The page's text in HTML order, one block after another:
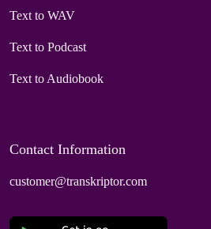
Text to WAV
Text to Podcast
Text to Audiobook
Contact Information
customer@transkriptor.com